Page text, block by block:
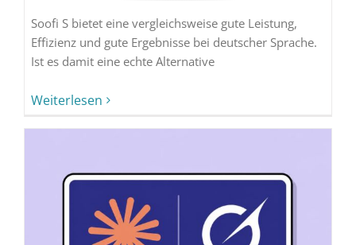
Soofi S bietet eine vergleichsweise gute Leistung,
Effizienz und gute Ergebnisse bei deutscher Sprache.
Ist es damit eine echte Alternative
Weiterlesen